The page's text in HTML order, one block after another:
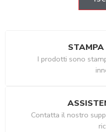
I prodotti sono
Contatta il nostro